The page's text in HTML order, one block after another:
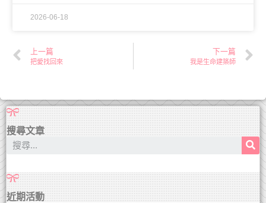
2026-06-18
上一篇
把愛找回來
下一篇
我是生命建築師
搜尋文章
近期活動